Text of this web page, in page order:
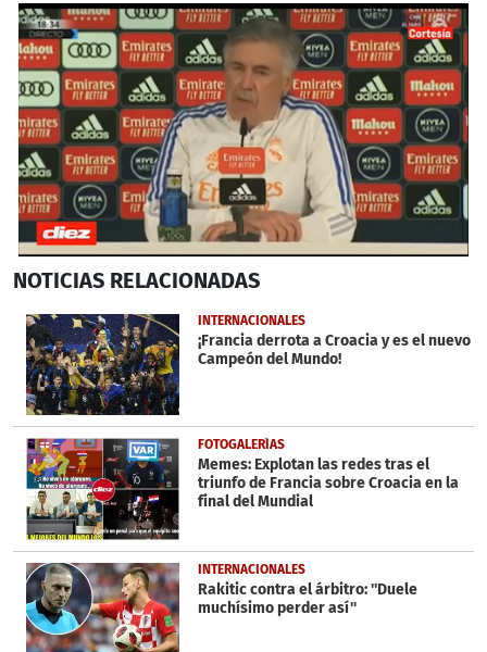
seconds
2
minutes,
22
seconds
NOTICIAS RELACIONADAS
INTERNACIONALES
¡Francia derrota a Croacia y es el nuevo
Campeón del Mundo!
FOTOGALERÍAS
Memes: Explotan las redes tras el
triunfo de Francia sobre Croacia en la
final del Mundial
INTERNACIONALES
Rakitic contra el árbitro: ''Duele
muchísimo perder así''